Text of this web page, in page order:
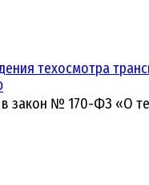
техосмотра
закон № 170-ФЗ «О